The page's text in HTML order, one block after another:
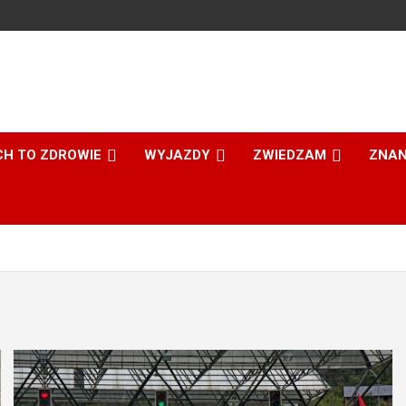
TO ZDROWIE WYJAZDY ZWIEDZAM